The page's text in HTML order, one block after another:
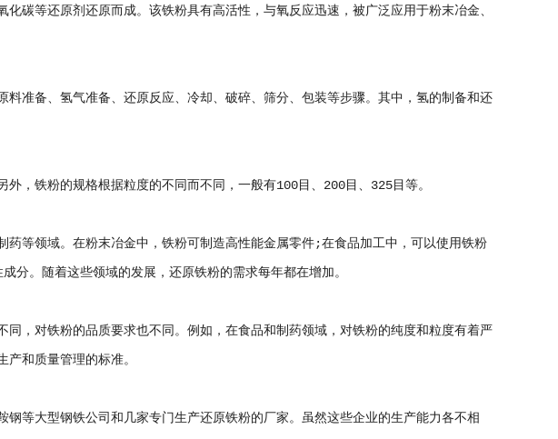
碳等还原剂还原而成。该铁粉具有高活性，与氧反应迅速，被广泛应用于粉末冶金、
准备、氢气准备、还原反应、冷却、破碎、筛分、包装等步骤。其中，氢的制备和还
，铁粉的规格根据粒度的不同而不同，一般有100目、200目、325目等。
药等领域。在粉末冶金中，铁粉可制造高性能金属零件;在食品加工中，可以使用铁粉
分。随着这些领域的发展，还原铁粉的需求每年都在增加。
，对铁粉的品质要求也不同。例如，在食品和制药领域，对铁粉的纯度和粒度有着严
产和质量管理的标准。
等大型钢铁公司和几家专门生产还原铁粉的厂家。虽然这些企业的生产能力各不相